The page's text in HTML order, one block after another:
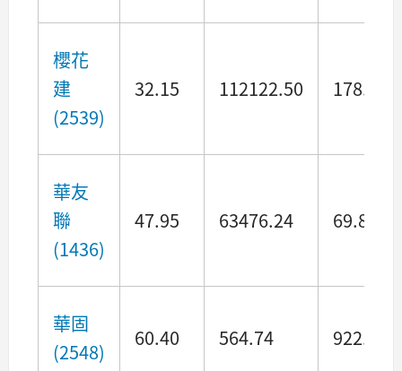
櫻花
建
(2539)
32.15 112122.50 178.19
華友
聯
(1436)
47.95 63476.24 69.87
華固
(2548)
60.40 564.74 922.09